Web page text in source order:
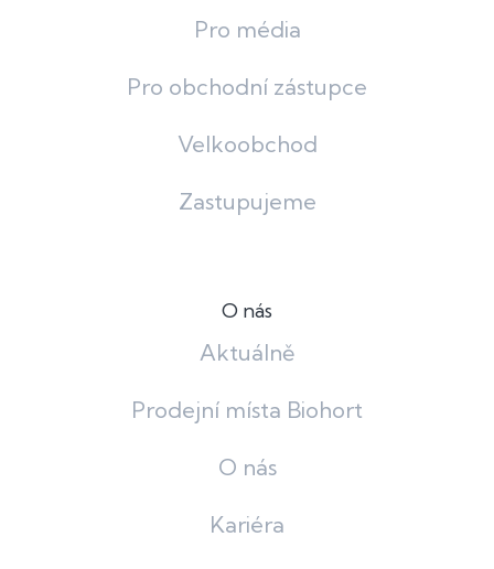
Pro média
Pro obchodní zástupce
Velkoobchod
Zastupujeme
O nás
Aktuálně
Prodejní místa Biohort
O nás
Kariéra